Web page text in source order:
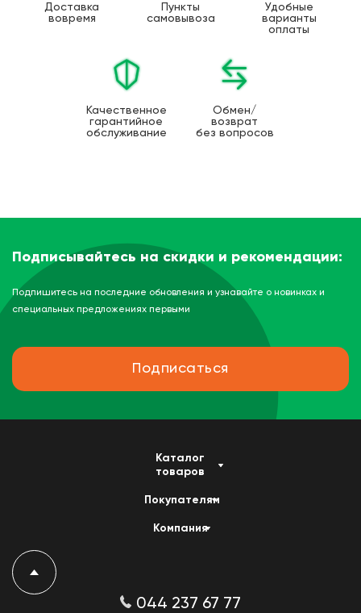
Доставка
вовремя
Пункты
самовывоза
Удобные
варианты
оплаты
Качественное
гарантийное
обслуживание
Обмен/
возврат
без вопросов
Подписывайтесь на скидки и рекомендации:
Подпишитесь на последние обновления и узнавайте о новинках и
специальных предложениях первыми
Подписаться
Каталог
товаров
Покупателям
Компания
044 237 67 77